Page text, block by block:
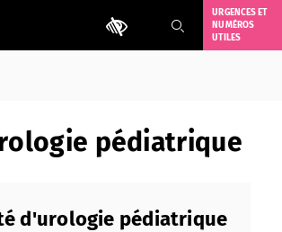
Outils d'accessibilité
URGENCES ET
NUMÉROS
UTILES
pédiatrique
d'urologie pédiatrique